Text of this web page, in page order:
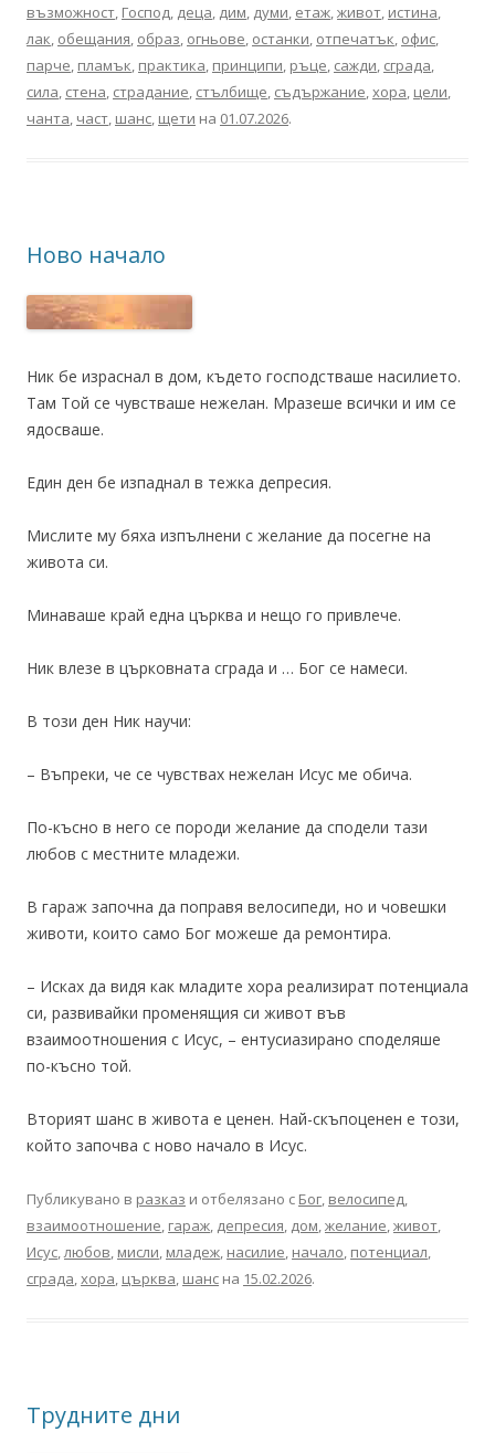
възможност, Господ, деца, дим, думи, етаж,живот, истина,
лак, обещания, образ, огньове, останки, отпечатък, офис,
парче, пламък, практика, принципи, ръце, сажди, сграда,
сила, стена, страдание, стълбище, съдържание,хора, цели,
чанта, част, шанс, щети на 01.07.2026.
Ново начало
Ник бе израснал в дом, където господстваше насилието.
Там Той се чувстваше нежелан. Мразеше всички и им се
ядосваше.
Един ден бе изпаднал в тежка депресия.
Мислите му бяха изпълнени с желание да посегне на
живота си.
Минаваше край една църква и нещо го привлече.
Ник влезе в църковната сграда и … Бог се намеси.
В този ден Ник научи:
– Въпреки, че се чувствах нежелан Исус ме обича.
По-късно в него се породи желание да сподели тази
любов с местните младежи.
В гараж започна да поправя велосипеди, но и човешки
животи, които само Бог можеше да ремонтира.
– Исках да видя как младите хора реализират потенциала
си, развивайки променящия си живот във
взаимоотношения с Исус, – ентусиазирано споделяше
по-късно той.
Вторият шанс в живота е ценен. Най-скъпоценен е този,
който започва с ново начало в Исус.
Публикувано в разказ и отбелязано с Бог, велосипед,
взаимоотношение, гараж, депресия, дом,желание,живот,
Исус,любов, мисли, младеж, насилие, начало, потенциал,
сграда,хора, църква, шанс на 15.02.2026.
Трудните дни